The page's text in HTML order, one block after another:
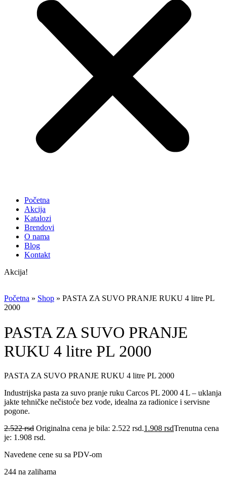
Početna
Akcija
Katalozi
Brendovi
O nama
Blog
Kontakt
Akcija!
Početna » Shop » PASTA ZA SUVO PRANJE RUKU 4 litre PL
2000
PASTA ZA SUVO PRANJE
RUKU 4 litre PL 2000
PASTA ZA SUVO PRANJE RUKU 4 litre PL 2000
Industrijska pasta za suvo pranje ruku Carcos PL 2000 4 L – uklanja
jakte tehničke nečistoće bez vode, idealna za radionice i servisne
pogone.
2.522rsd Originalna cena je bila: 2.522 rsd.1.908 rsdTrenutna cena
je: 1.908 rsd.
Navedene cene su sa PDV-om
244 na zalihama